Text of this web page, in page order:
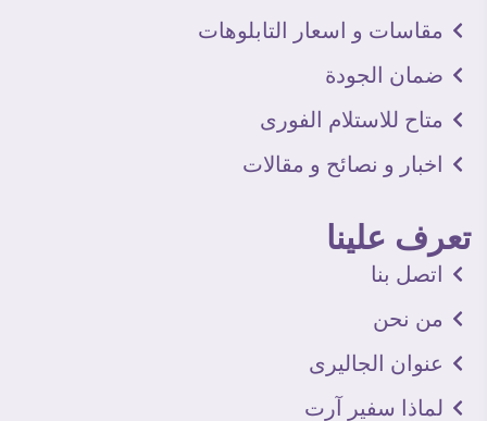
مقاسات و اسعار التابلوهات
ضمان الجودة
متاح للاستلام الفورى
اخبار و نصائح و مقالات
تعرف علينا
اتصل بنا
من نحن
عنوان الجاليرى
لماذا سفير آرت